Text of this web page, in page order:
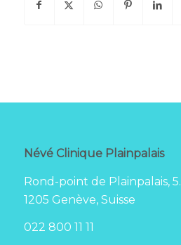
Névé Clinique Plainpalais
Rond-point de Plainpalais, 5.
1205 Genève, Suisse
022 800 11 11